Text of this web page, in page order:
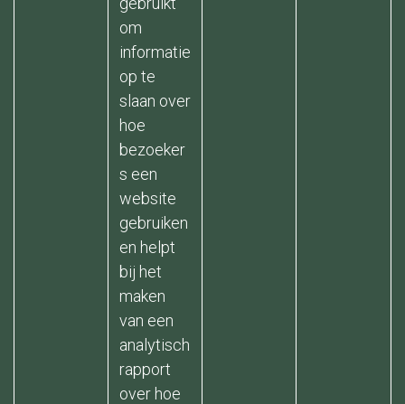
om
informatie
op te
slaan over
hoe
bezoeker
s een
website
gebruiken
en helpt
bij het
maken
van een
analytisch
rapport
over hoe